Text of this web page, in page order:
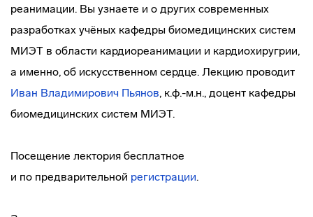
реанимации. Вы узнаете и о других современных
разработках учёных кафедры биомедицинских систем
МИЭТ в области кардиореанимации и кардиохиругрии,
а именно, об искусственном сердце. Лекцию проводит
Иван Владимирович Пьянов, к.ф.-м.н., доцент кафедры
биомедицинских систем МИЭТ.
Посещение лектория бесплатное
и по предварительной регистрации.